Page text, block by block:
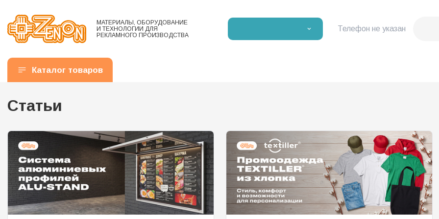
МАТЕРИАЛЫ, ОБОРУДОВАНИЕ
И ТЕХНОЛОГИИ ДЛЯ
РЕКЛАМНОГО ПРОИЗВОДСТВА
Телефон не указан
Каталог товаров
Статьи